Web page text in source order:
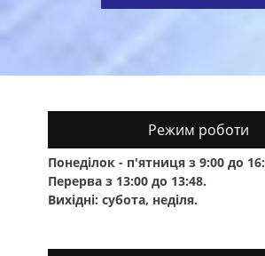
Режим роботи
Понеділок - п'ятниця з 9:00 до
Перерва з 13:00 до 13:48.
Вихідні: субота, неділя.